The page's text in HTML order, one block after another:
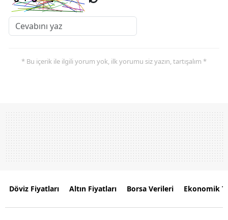
* Bu içerik ile ilgili yorum yok, ilk yorumu siz yazın, tartışalım *
Döviz Fiyatları Altın Fiyatları Borsa Verileri Ekonomik